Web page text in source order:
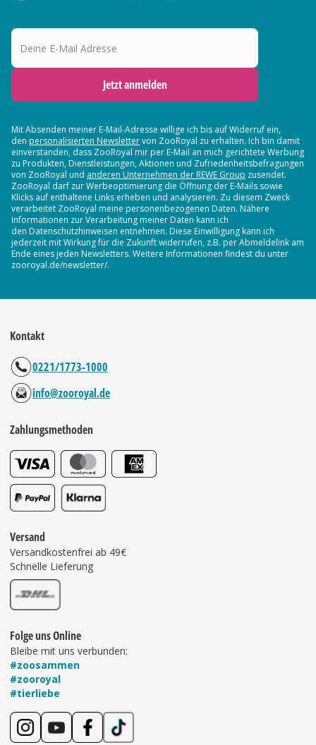
Deine E-Mail Adresse
Jetzt anmelden
Mit Absenden meiner E-Mail-Adresse willige ich bis auf Widerruf ein,
den personalisierten Newslettervon ZooRoyal zu erhalten. Ich bin damit
einverstanden, dass ZooRoyal mir per E-Mail an mich gerichtete Werbung
zu Produkten, Dienstleistungen, Aktionen und Zufriedenheitsbefragungen
von ZooRoyal und anderen Unternehmen der REWE Group zusendet.
ZooRoyal darf zur Werbeoptimierung die Öffnung der E-Mails sowie
Klicks auf enthaltene Links erheben und analysieren. Zu diesem Zweck
verarbeitet ZooRoyal meine personenbezogenen Daten. Nähere
Informationen zur Verarbeitung meiner Daten kann ich
den Datenschutzhinweisen entnehmen. Diese Einwilligung kann ich
jederzeit mit Wirkung für die Zukunft widerrufen, z.B. per Abmeldelink am
Ende eines jeden Newsletters. Weitere Informationen findest du unter
zooroyal.de/newsletter/.
Kontakt
0221/1773-1000
info@zooroyal.de
Zahlungsmethoden
Versand
Versandkostenfrei ab 49€
Schnelle Lieferung
Folge uns Online
Bleibe mit uns verbunden:
#zoosammen
#zooroyal
#tierliebe